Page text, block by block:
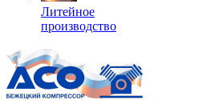
Литейное
производство